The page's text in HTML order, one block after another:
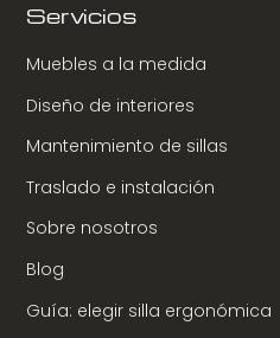
Servicios
Muebles a la medida
Diseño de interiores
Mantenimiento de sillas
Traslado e instalación
Sobre nosotros
Blog
Guía: elegir silla ergonómica